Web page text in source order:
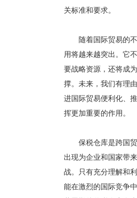
关标准和要求。
随着国际贸易的
用将越来越突出。它
要战略资源，还将成
撑。未来，我们有理
进国际贸易便利化、
挥更加重要的作用。
保税仓库是跨国
出现为企业和国家带
战。只有充分理解和
能在激烈的国际竞争